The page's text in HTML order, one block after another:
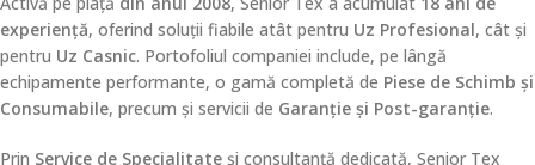
experiență, oferind soluții fiabile atât pentru Uz Profesional, cât și
pentru Uz Casnic. Portofoliul companiei include, pe lângă
echipamente performante, o gamă completă de Piese de Schimb și
Consumabile, precum și servicii de Garanție și Post-garanție.
Prin Service de Specialitate și consultanță dedicată, Senior Tex